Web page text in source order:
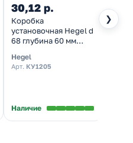
❯
30,12 р.
Коробка
установочная Hegel d
68 глубина 60 мм
глубокий для
гипсокартона [уп.
Hegel
Арт. КУ1205
Наличие
ИЭК